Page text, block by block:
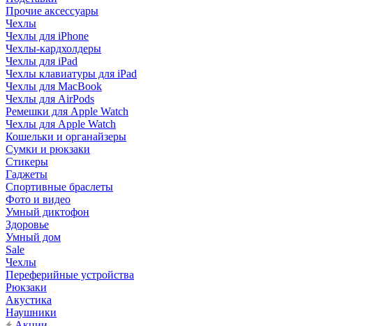
Прочие аксессуары
Чехлы
Чехлы для iPhone
Чехлы-кардхолдеры
Чехлы для iPad
Чехлы клавиатуры для iPad
Чехлы для MacBook
Чехлы для AirPods
Ремешки для Apple Watch
Чехлы для Apple Watch
Кошельки и органайзеры
Сумки и рюкзаки
Стикеры
Гаджеты
Спортивные браслеты
Фото и видео
Умный диктофон
Здоровье
Умный дом
Sale
Чехлы
Переферийные устройства
Рюкзаки
Акустика
Наушники